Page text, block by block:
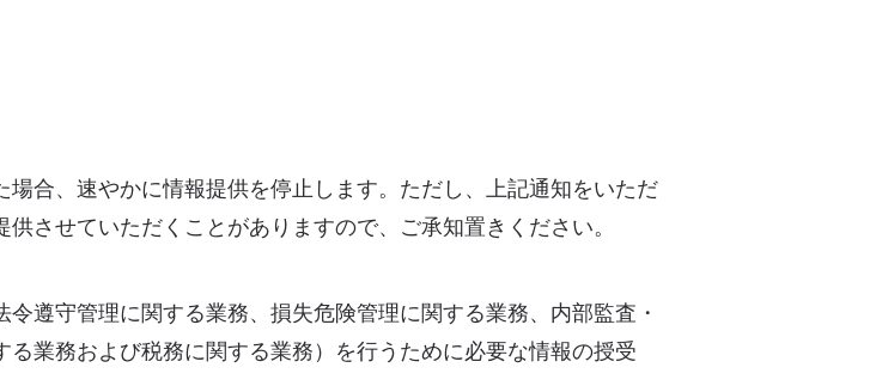
合、速やかに情報提供を停止します。ただし、上記通知をいただ
させていただくことがありますので、ご承知置きください。
遵守管理に関する業務、損失危険管理に関する業務、内部監査・
業務および税務に関する業務）を行うために必要な情報の授受